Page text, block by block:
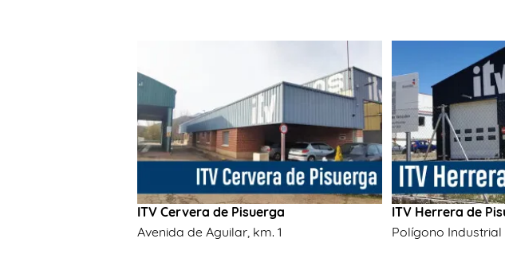
ITV Cervera de Pisuerga
Avenida de Aguilar, km. 1
ITV Herrera de
Polígono